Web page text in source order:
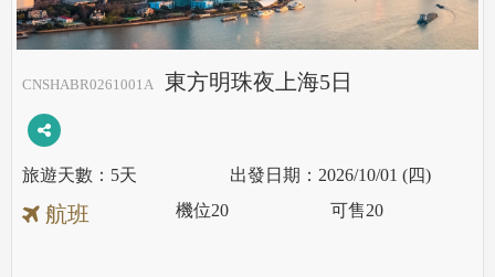
CNSHABR0261001A 東方明珠夜上海5日
5天 2026/10/01 (四)
航班 機位20 可售20